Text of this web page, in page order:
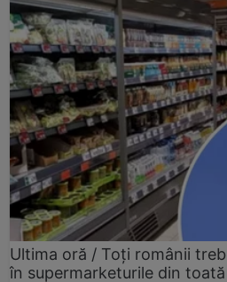
Ultima oră / Toți românii
în supermarketurile din